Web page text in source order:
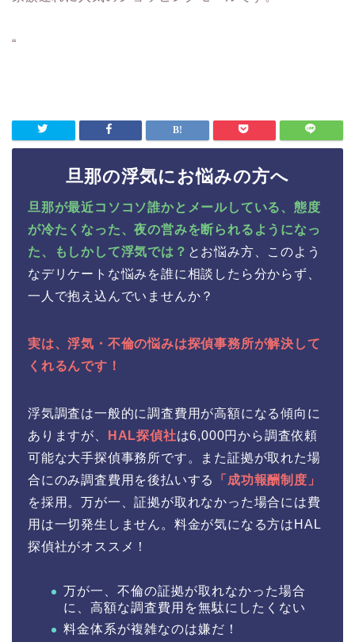
“
旦那の浮気にお悩みの方へ
旦那が最近コソコソ誰かとメールしている、態度
が冷たくなった、夜の営みを断られるようになっ
た、もしかして浮気では？ とお悩み方、このよう
なデリケートな悩みを誰に相談したら分からず、
一人で抱え込んでいませんか？
実は、浮気・不倫の悩みは探偵事務所が解決して
くれるんです！
浮気調査は一般的に調査費用が高額になる傾向に
ありますが、
HAL探偵社は6,000円から調査依頼
可能な大手探偵事務所です。また証拠が取れた場
合にのみ調査費用を後払いする
「成功報酬制度」
を採用。万が一、証拠が取れなかった場合には費
用は一切発生しません。料金が気になる方はHAL
探偵社がオススメ！
万が一、不倫の証拠が取れなかった場合
に、高額な調査費用を無駄にしたくない
料金体系が複雑なのは嫌だ！